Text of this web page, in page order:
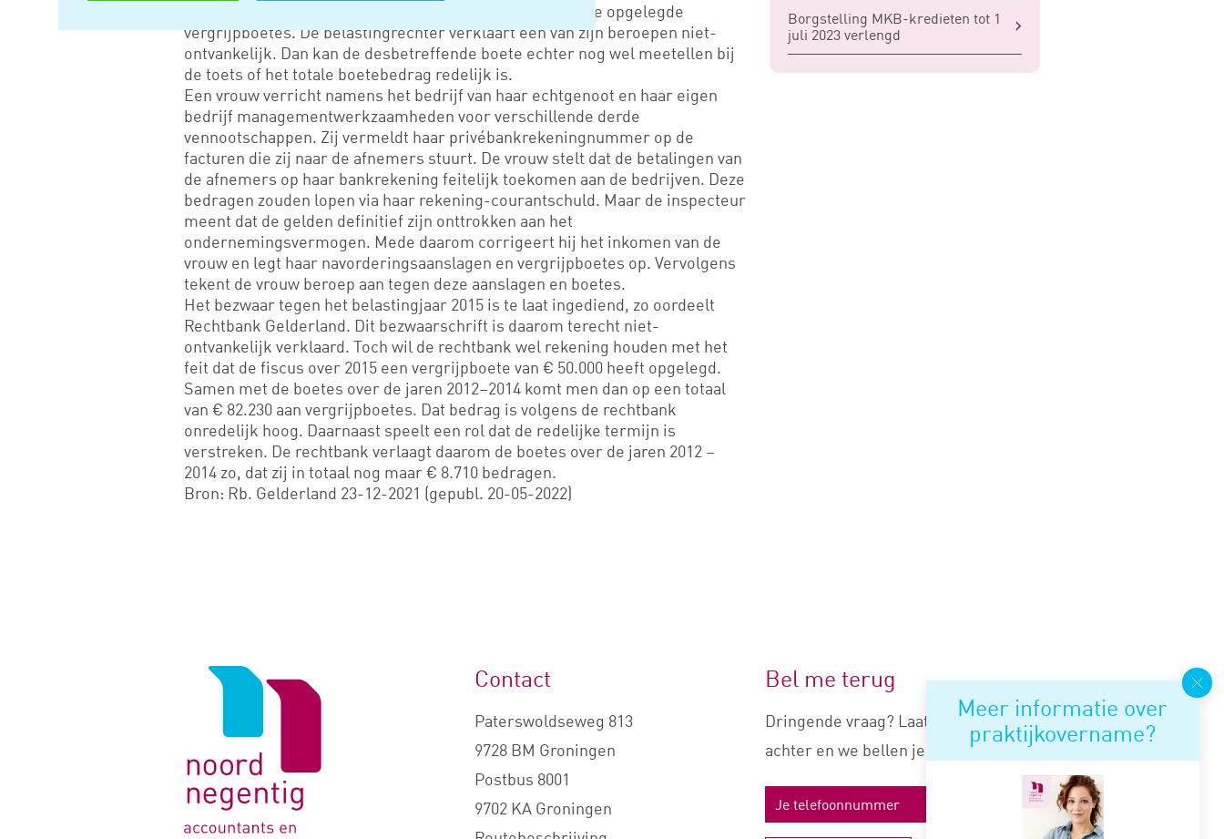
Een belastingplichtige gaat in beroep tegen verschillende opgelegde
vergrijpboetes. De belastingrechter verklaart een van zijn beroepen niet-
ontvankelijk. Dan kan de desbetreffende boete echter nog wel meetellen bij
de toets of het totale boetebedrag redelijk is.
Een vrouw verricht namens het bedrijf van haar echtgenoot en haar eigen
bedrijf managementwerkzaamheden voor verschillende derde
vennootschappen. Zij vermeldt haar privébankrekeningnummer op de
facturen die zij naar de afnemers stuurt. De vrouw stelt dat de betalingen van
de afnemers op haar bankrekening feitelijk toekomen aan de bedrijven. Deze
bedragen zouden lopen via haar rekening-courantschuld. Maar de inspecteur
meent dat de gelden definitief zijn onttrokken aan het
ondernemingsvermogen. Mede daarom corrigeert hij het inkomen van de
vrouw en legt haar navorderingsaanslagen en vergrijpboetes op. Vervolgens
tekent de vrouw beroep aan tegen deze aanslagen en boetes.
Het bezwaar tegen het belastingjaar 2015 is te laat ingediend, zo oordeelt
Rechtbank Gelderland. Dit bezwaarschrift is daarom terecht niet-
ontvankelijk verklaard. Toch wil de rechtbank wel rekening houden met het
feit dat de fiscus over 2015 een vergrijpboete van € 50.000 heeft opgelegd.
Samen met de boetes over de jaren 2012–2014 komt men dan op een totaal
van € 82.230 aan vergrijpboetes. Dat bedrag is volgens de rechtbank
onredelijk hoog. Daarnaast speelt een rol dat de redelijke termijn is
verstreken. De rechtbank verlaagt daarom de boetes over de jaren 2012 –
2014 zo, dat zij in totaal nog maar € 8.710 bedragen.
Bron: Rb. Gelderland 23-12-2021 (gepubl. 20-05-2022)
Borgstelling MKB-kredieten tot 1
juli 2023 verlengd
Meer informatie over
praktijkovername?
Logo
Contact
Paterswoldseweg 813
9728 BM Groningen
Postbus 8001
9702 KA Groningen
Bel me terug
Dringende vraag? Laat je nummer
achter en we bellen je snel terug.